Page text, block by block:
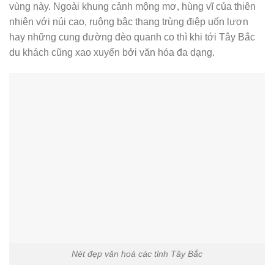
vùng này. Ngoài khung cảnh mộng mơ, hùng vĩ của thiên
nhiên với núi cao, ruộng bậc thang trùng điệp uốn lượn
hay những cung đường đèo quanh co thì khi tới Tây Bắc
du khách cũng xao xuyến bởi văn hóa đa dạng.
Nét đẹp văn hoá các tỉnh Tây Bắc